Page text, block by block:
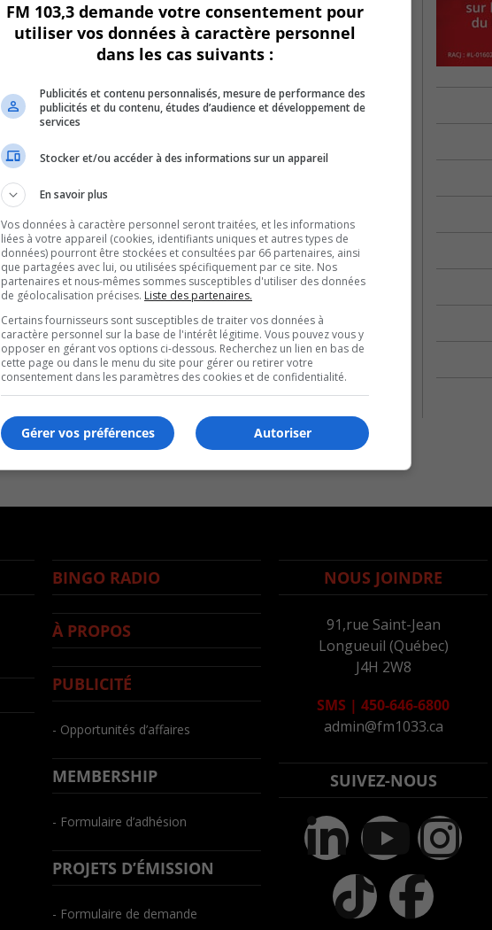
BINGO RADIO
À PROPOS
PUBLICITÉ
- Opportunités d’affaires
MEMBERSHIP
- Formulaire d’adhésion
PROJETS D’ÉMISSION
- Formulaire de demande
NOUS JOINDRE
91,rue Saint-Jean
Longueuil (Québec)
J4H 2W8
SMS | 450-646-6800
admin@fm1033.ca
SUIVEZ-NOUS
FM 103,3 demande votre consentement pour
utiliser vos données à caractère personnel
dans les cas suivants :
Publicités et contenu personnalisés, mesure de performance des
publicités et du contenu, études d’audience et développement de
services
Stocker et/ou accéder à des informations sur un appareil
En savoir plus
Vos données à caractère personnel seront traitées, et les informations
liées à votre appareil (cookies, identifiants uniques et autres types de
données) pourront être stockées et consultées par 66 partenaires, ainsi
que partagées avec lui, ou utilisées spécifiquement par ce site. Nos
partenaires et nous-mêmes sommes susceptibles d'utiliser des données
de géolocalisation précises. Liste des partenaires.
Certains fournisseurs sont susceptibles de traiter vos données à
caractère personnel sur la base de l'intérêt légitime. Vous pouvez vous y
opposer en gérant vos options ci-dessous. Recherchez un lien en bas de
cette page ou dans le menu du site pour gérer ou retirer votre
consentement dans les paramètres des cookies et de confidentialité.
Autoriser
Gérer vos préférences